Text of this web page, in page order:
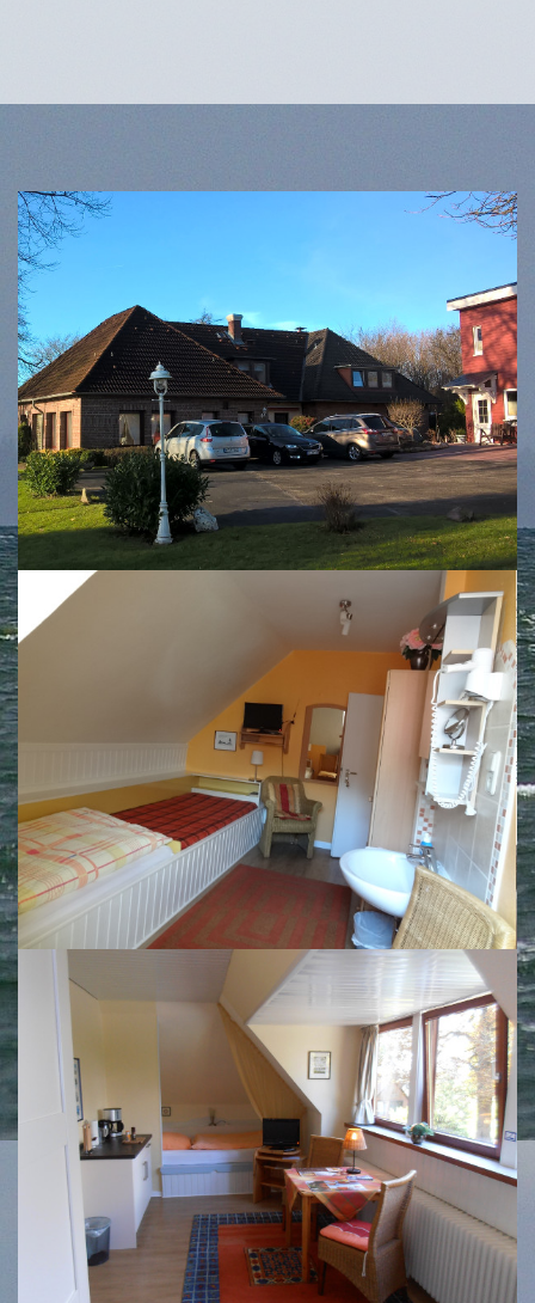
Kirschberg 17
Zimmer 3